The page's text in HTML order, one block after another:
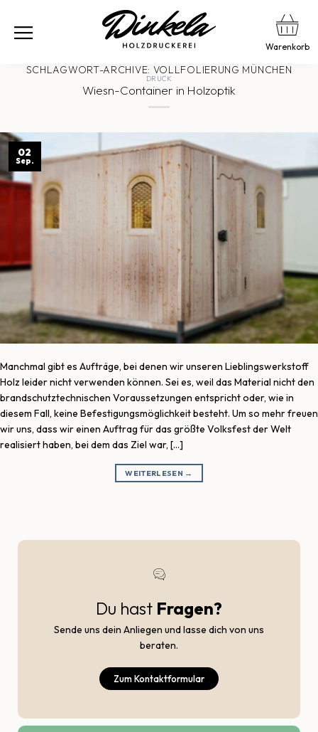
Warenkorb
SCHLAGWORT-ARCHIVE: VOLLFOLIERUNG MÜNCHEN
DRUCK
Wiesn-Container in Holzoptik
02
Sep.
Manchmal gibt es Aufträge, bei denen wir unseren Lieblingswerkstoff
Holz leider nicht verwenden können. Sei es, weil das Material nicht den
brandschutztechnischen Voraussetzungen entspricht oder, wie in
diesem Fall, keine Befestigungsmöglichkeit besteht. Um so mehr freuen
wir uns, dass wir einen Auftrag für das größte Volksfest der Welt
realisiert haben, bei dem das Ziel war, […]
WEITERLESEN →
Du hast Fragen?
Sende uns dein Anliegen und lasse dich von uns
beraten.
Zum Kontaktformular